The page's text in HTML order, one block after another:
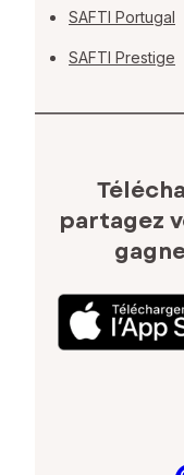
SAFTI Portugal
SAFTI Prestige
partagez